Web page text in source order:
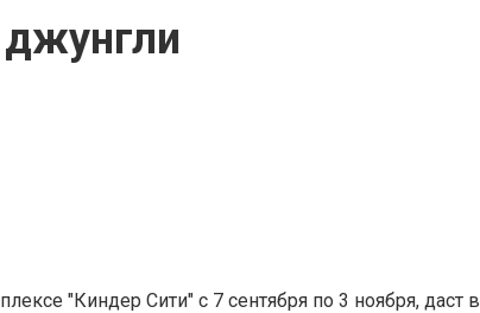
"Киндер Сити" c 7 сентября по 3 ноября, даст